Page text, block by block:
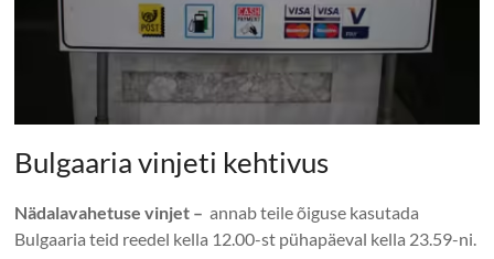
Bulgaaria vinjeti kehtivus
Nädalavahetuse vinjet – annab teile õiguse kasutada
Bulgaaria teid reedel kella 12.00-st pühapäeval kella 23.59-ni.